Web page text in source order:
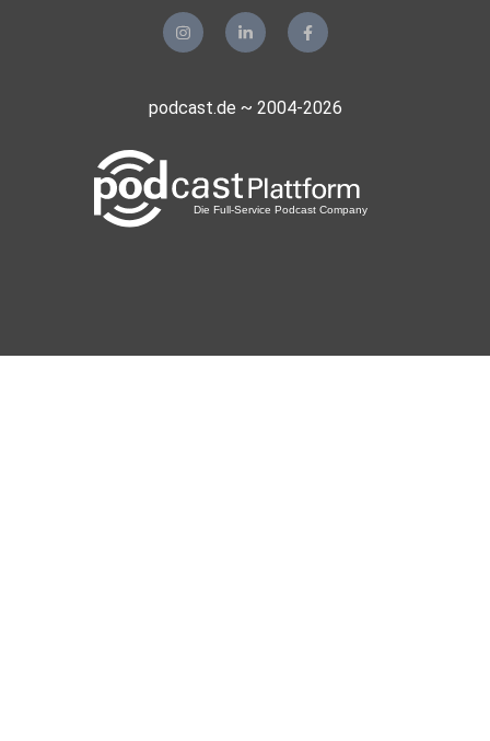
podcast.de ~ 2004-2026